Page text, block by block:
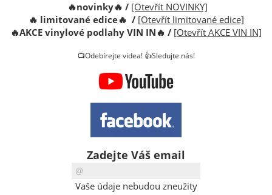
🔥novinky🔥 / [Otevřít NOVINKY]
🔥 limitované edice🔥 / [Otevřít limitované edice]
🔥AKCE vinylové podlahy VIN IN🔥 / [Otevřít AKCE VIN IN]
📺Odebírejte videa! 👍Sledujte nás!
Zadejte Váš email
Vaše údaje nebudou zneužity